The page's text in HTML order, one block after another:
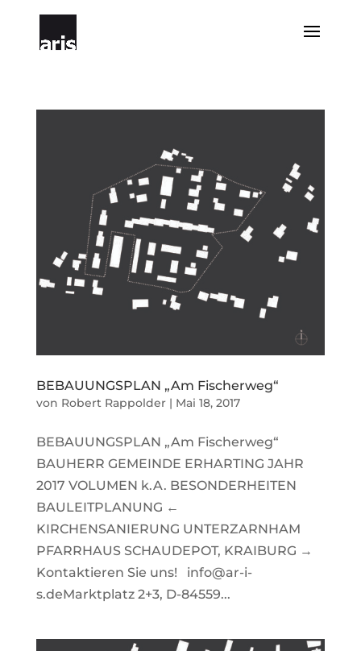
BEBAUUNGSPLAN „Am Fischerweg“
von Robert Rappolder| Mai 18, 2017
BEBAUUNGSPLAN „Am Fischerweg“
BAUHERR GEMEINDE ERHARTING JAHR
2017 VOLUMEN k.A. BESONDERHEITEN
BAULEITPLANUNG ←
KIRCHENSANIERUNG UNTERZARNHAM
PFARRHAUS SCHAUDEPOT, KRAIBURG →
Kontaktieren Sie uns! info@ar-i-
s.deMarktplatz 2+3, D-84559...